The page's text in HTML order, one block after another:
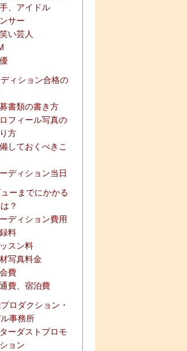
、アイドル
サー
い芸人
ィション合格の
書類の書き方
フィール写真の
方
しておくべきこ
ディション当日
ーまでにかかる
？
ディション費用
料
スン料
写真料金
費
費、宿泊費
ロダクション・
事務所
ーダストプロモ
ョン